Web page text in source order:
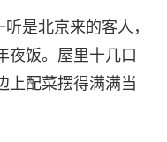
是北京来的客人，
夜饭。屋里十几口
上配菜摆得满满当